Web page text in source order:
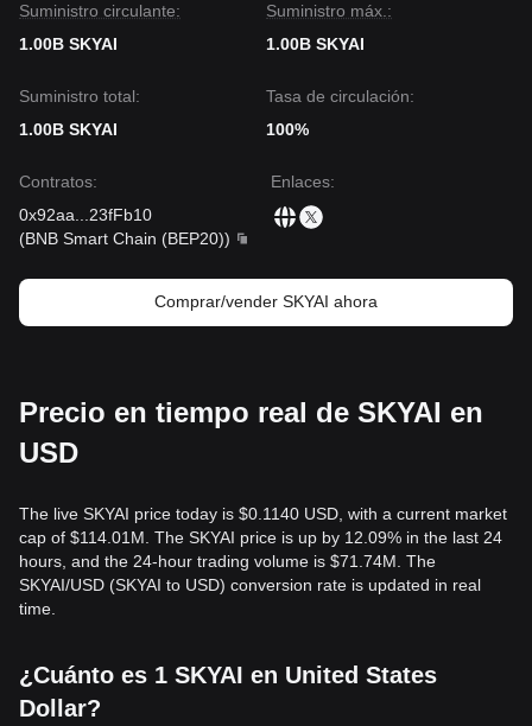
Suministro circulante:
1.00B SKYAI
Suministro máx.:
1.00B SKYAI
Suministro total:
1.00B SKYAI
Tasa de circulación:
100%
Contratos:
0x92aa
23fFb10
(BNB Smart Chain (BEP20))
Enlaces:
Comprar/vender SKYAI ahora
Precio en tiempo real de SKYAI en
USD
The live SKYAI price today is $0.1140 USD, with a current market
cap of $114.01M. The SKYAI price is up by 12.09% in the last 24
hours, and the 24-hour trading volume is $71.74M. The
SKYAI/USD (SKYAI to USD) conversion rate is updated in real
time.
¿Cuánto es 1 SKYAI en United States
Dollar?